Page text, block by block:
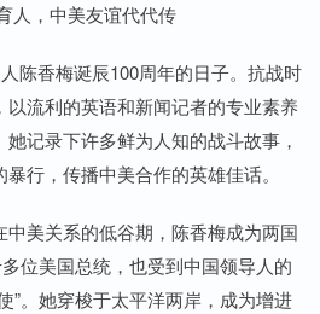
人，中美友谊代代传
香梅诞辰100周年的日子。抗战时
流利的英语和新闻记者的专业素养
记录下许多鲜为人知的战斗故事，
行，传播中美合作的英雄佳话。
美关系的低谷期，陈香梅成为两国
位美国总统，也受到中国领导人的
”。她穿梭于太平洋两岸，成为增进